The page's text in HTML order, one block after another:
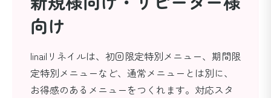
向け
linailリネイルは、初回限定特別メニュー、期間限
定特別メニューなど、通常メニューとは別に、
お得感のあるメニューをつくれます。対応スタ